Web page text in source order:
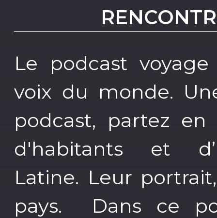
Le podcast
voix du monde.
podcast, partez
d'habitants et
Latine. Leur
pays. Dans ce